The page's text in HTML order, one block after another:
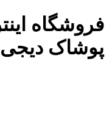
فروشگاه
پوشاک